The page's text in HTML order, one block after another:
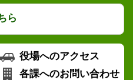
ら
役場へのアクセス
各課へのお問い合わせ